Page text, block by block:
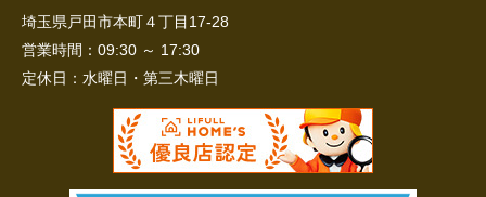
埼玉県戸田市本町４丁目17-28
営業時間： 09:30 ～ 17:30
定休日： 水曜日・第三木曜日